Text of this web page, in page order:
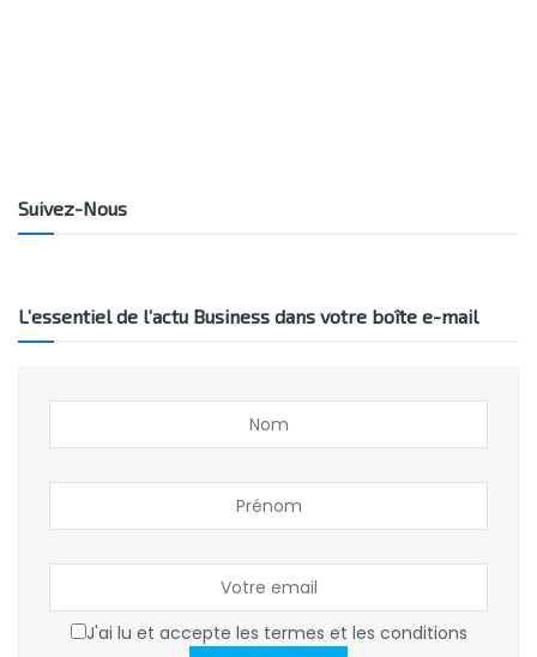
Suivez-Nous
L’essentiel de l’actu Business dans votre boîte e-mail
J'ai lu et accepte les termes et les conditions